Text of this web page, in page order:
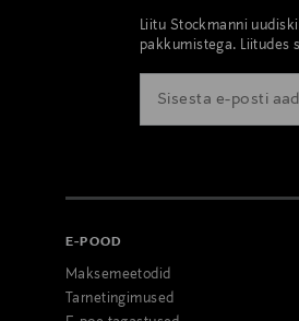
Liitu Stockmanni
pakkumistega. Liitudes
E-POOD
Maksemeetodid
Tarnetingimused